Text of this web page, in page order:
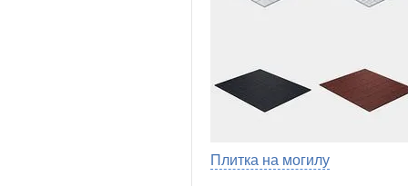
Плитка на могилу